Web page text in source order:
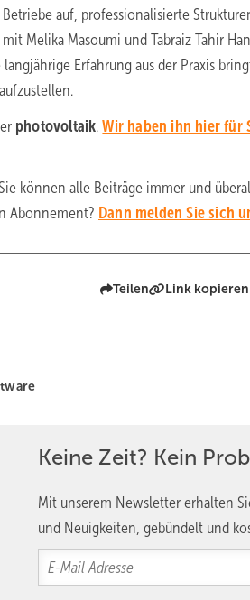
auf, professionalisierte
Melika Masoumi und Tabraiz Tahir
Erfahrung aus der Praxis
photovoltaik.Wir haben ihn hier für
können alle Beiträge immer und
Abonnement? Dann melden Sie sich
Teilen Link kopieren
Keine Zeit? Kein
Mit unserem Newsletter erhalten
und Neuigkeiten, gebündelt und